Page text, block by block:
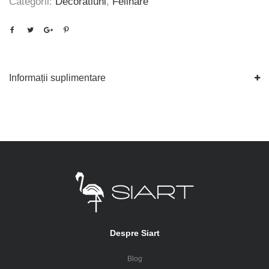
Informații suplimentare
Despre Siart
Blog